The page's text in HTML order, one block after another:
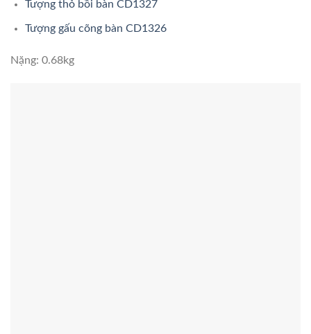
Tượng thỏ bồi bàn CD1327
Tượng gấu cõng bàn CD1326
Nặng: 0.68kg